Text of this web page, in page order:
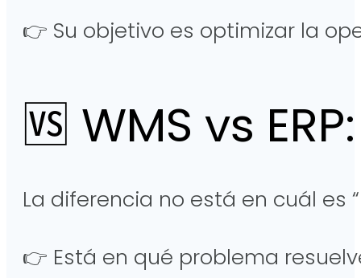
👉 Su objetivo es optimizar la
🆚 WMS vs
La diferencia no está en cuál es
👉 Está en qué problema